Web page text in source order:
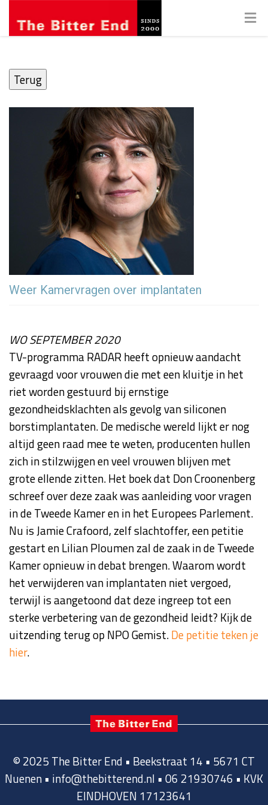
Terug
Weer Kamervragen over implantaten
WO SEPTEMBER 2020
TV-programma RADAR heeft opnieuw aandacht
gevraagd voor vrouwen die met een kluitje in het
riet worden gestuurd bij ernstige
gezondheidsklachten als gevolg van siliconen
borstimplantaten. De medische wereld lijkt er nog
altijd geen raad mee te weten, producenten hullen
zich in stilzwijgen en veel vrouwen blijven met
grote ellende zitten. Het boek dat Don Croonenberg
schreef over deze zaak was aanleiding voor vragen
in de Tweede Kamer en in het Europees Parlement.
Nu is Jamie Crafoord, zelf slachtoffer, een petitie
gestart en Lilian Ploumen zal de zaak in de Tweede
Kamer opnieuw in debat brengen. Waarom wordt
het verwijderen van implantaten niet vergoed,
terwijl is aangetoond dat deze ingreep tot een
sterke verbetering van de gezondheid leidt? Kijk de
uitzending terug op NPO Gemist.De petitie teken je
hier.
© 2025 The Bitter End • Beekstraat 14 • 5671 CT
Nuenen • info@thebitterend.nl • 06 21930746 • KVK
EINDHOVEN 17123641